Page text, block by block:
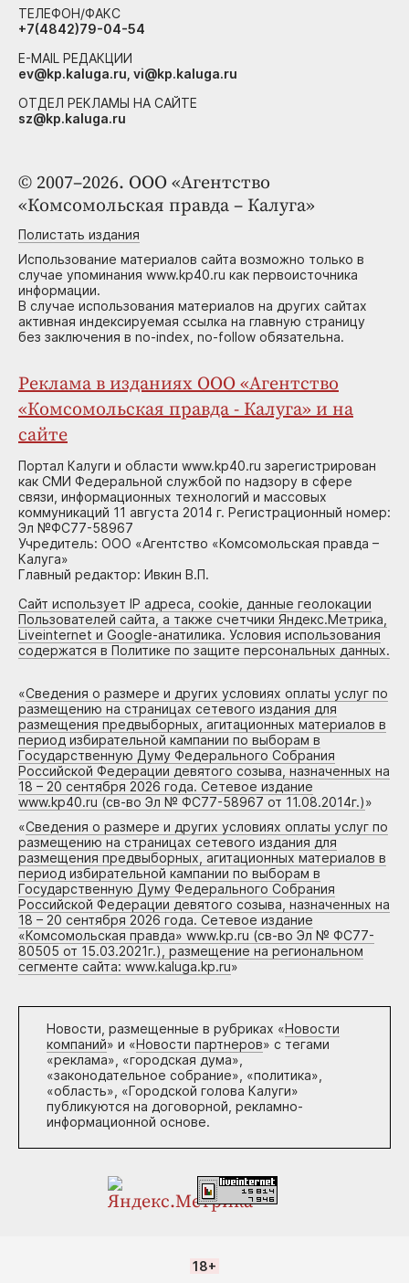
© 2007–2026. ООО «Агентство
«Комсомольская правда – Калуга»
Полистать издания
Использование материалов сайта возможно только в
случае упоминания www.kp40.ru как первоисточника
информации.
В случае использования материалов на других сайтах
активная индексируемая ссылка на главную страницу
без заключения в no-index, no-follow обязательна.
Реклама в изданиях ООО «Агентство
«Комсомольская правда - Калуга» и на
сайте
Портал Калуги и области www.kp40.ru зарегистрирован
как СМИ Федеральной службой по надзору в сфере
связи, информационных технологий и массовых
коммуникаций 11 августа 2014 г. Регистрационный номер:
Эл №ФС77-58967
Учредитель: ООО «Агентство «Комсомольская правда –
Калуга»
Главный редактор: Ивкин В.П.
Сайт использует IP адреса, cookie, данные геолокации
Пользователей сайта, а также счетчики Яндекс.Метрика,
Liveinternet и Google-анатилика. Условия использования
содержатся в Политике по защите персональных данных.
«Сведения о размере и других условиях оплаты услуг по
размещению на страницах сетевого издания для
размещения предвыборных, агитационных материалов в
период избирательной кампании по выборам в
Государственную Думу Федерального Собрания
Российской Федерации девятого созыва, назначенных на
18 – 20 сентября 2026 года. Сетевое издание
www.kp40.ru (св-во Эл № ФС77-58967 от 11.08.2014г.)»
«Сведения о размере и других условиях оплаты услуг по
размещению на страницах сетевого издания для
размещения предвыборных, агитационных материалов в
период избирательной кампании по выборам в
Государственную Думу Федерального Собрания
Российской Федерации девятого созыва, назначенных на
18 – 20 сентября 2026 года. Сетевое издание
«Комсомольская правда» www.kp.ru (св-во Эл № ФС77-
80505 от 15.03.2021г.), размещение на региональном
сегменте сайта: www.kaluga.kp.ru»
Новости, размещенные в рубриках «Новости
компаний» и «Новости партнеров» с тегами
«реклама», «городская дума»,
«законодательное собрание», «политика»,
«область», «Городской голова Калуги»
публикуются на договорной, рекламно-
информационной основе.
ТЕЛЕФОН/ФАКС
+7(4842)79-04-54
E-MAIL РЕДАКЦИИ
ev@kp.kaluga.ru, vi@kp.kaluga.ru
ОТДЕЛ РЕКЛАМЫ НА САЙТЕ
sz@kp.kaluga.ru
18+